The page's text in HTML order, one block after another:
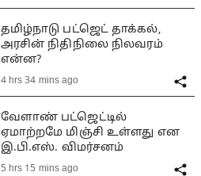
தமிழ்நாடு பட்ஜெட் தாக்கல்,
அரசின் நிதிநிலை நிலவரம்
என்ன?
4 hrs 34 mins ago
வேளாண் பட்ஜெட்டில்
ஏமாற்றமே மிஞ்சி உள்ளது என
இ.பி.எஸ். விமர்சனம்
5 hrs 15 mins ago